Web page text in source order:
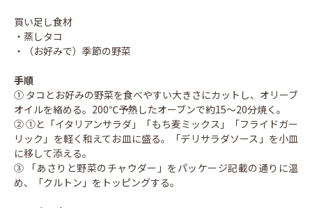
買い足し食材
・蒸しタコ
・（お好みで）季節の野菜
手順
① タコとお好みの野菜を食べやすい大きさにカットし、オリーブ
オイルを絡める。200℃予熱したオーブンで約15〜20分焼く。
② ①と「イタリアンサラダ」「もち麦ミックス」「フライドガー
リック」を軽く和えてお皿に盛る。「デリサラダソース」を小皿
に移して添える。
③ 「あさりと野菜のチャウダー」をパッケージ記載の通りに温
め、「クルトン」をトッピングする。